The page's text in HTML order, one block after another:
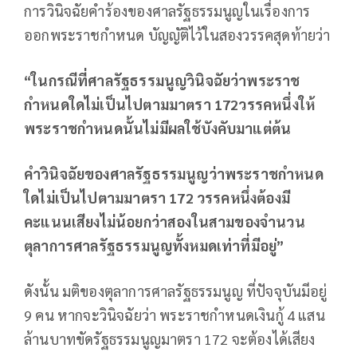
การวินิจฉัยคำร้องของศาลรัฐธรรมนูญในเรื่องการ
ออกพระราชกำหนด บัญญัติไว้ในสองวรรคสุดท้ายว่า
“ในกรณีที่ศาลรัฐธรรมนูญวินิจฉัยว่าพระราช
กำหนดใดไม่เป็นไปตามมาตรา 172วรรคหนึ่งให้
พระราชกำหนดนั้นไม่มีผลใช้บังคับมาแต่ต้น
คำวินิจฉัยของศาลรัฐธรรมนูญว่าพระราชกำหนด
ใดไม่เป็นไปตามมาตรา 172 วรรคหนึ่งต้องมี
คะแนนเสียงไม่น้อยกว่าสองในสามของจำนวน
ตุลาการศาลรัฐธรรมนูญทั้งหมดเท่าที่มีอยู่”
ดังนั้น มติของตุลาการศาลรัฐธรรมนูญ ที่ปัจจุบันมีอยู่
9 คน หากจะวินิจฉัยว่า พระราชกำหนดเงินกู้ 4 แสน
ล้านบาทขัดรัฐธรรมนูญมาตรา 172 จะต้องได้เสียง